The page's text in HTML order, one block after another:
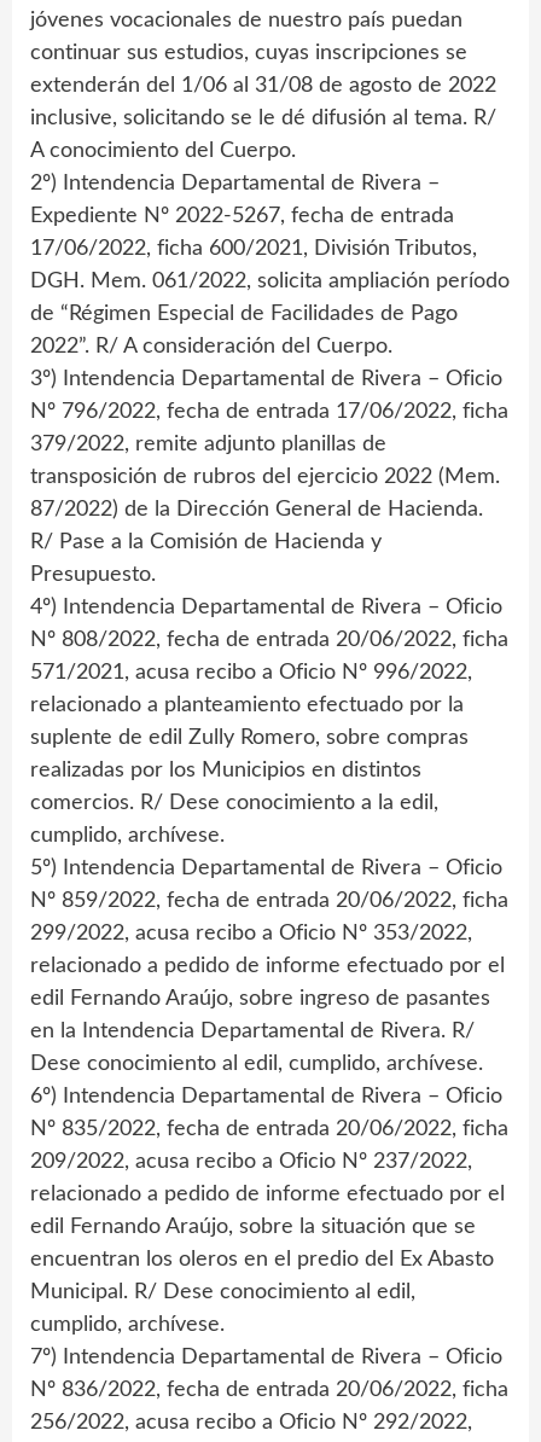
jóvenes vocacionales de nuestro país puedan
continuar sus estudios, cuyas inscripciones se
extenderán del 1/06 al 31/08 de agosto de 2022
inclusive, solicitando se le dé difusión al tema. R/
A conocimiento del Cuerpo.
2º) Intendencia Departamental de Rivera –
Expediente Nº 2022-5267, fecha de entrada
17/06/2022, ficha 600/2021, División Tributos,
DGH. Mem. 061/2022, solicita ampliación período
de “Régimen Especial de Facilidades de Pago
2022”. R/ A consideración del Cuerpo.
3º) Intendencia Departamental de Rivera – Oficio
Nº 796/2022, fecha de entrada 17/06/2022, ficha
379/2022, remite adjunto planillas de
transposición de rubros del ejercicio 2022 (Mem.
87/2022) de la Dirección General de Hacienda.
R/ Pase a la Comisión de Hacienda y
Presupuesto.
4º) Intendencia Departamental de Rivera – Oficio
Nº 808/2022, fecha de entrada 20/06/2022, ficha
571/2021, acusa recibo a Oficio Nº 996/2022,
relacionado a planteamiento efectuado por la
suplente de edil Zully Romero, sobre compras
realizadas por los Municipios en distintos
comercios. R/ Dese conocimiento a la edil,
cumplido, archívese.
5º) Intendencia Departamental de Rivera – Oficio
Nº 859/2022, fecha de entrada 20/06/2022, ficha
299/2022, acusa recibo a Oficio Nº 353/2022,
relacionado a pedido de informe efectuado por el
edil Fernando Araújo, sobre ingreso de pasantes
en la Intendencia Departamental de Rivera. R/
Dese conocimiento al edil, cumplido, archívese.
6º) Intendencia Departamental de Rivera – Oficio
Nº 835/2022, fecha de entrada 20/06/2022, ficha
209/2022, acusa recibo a Oficio Nº 237/2022,
relacionado a pedido de informe efectuado por el
edil Fernando Araújo, sobre la situación que se
encuentran los oleros en el predio del Ex Abasto
Municipal. R/ Dese conocimiento al edil,
cumplido, archívese.
7º) Intendencia Departamental de Rivera – Oficio
Nº 836/2022, fecha de entrada 20/06/2022, ficha
256/2022, acusa recibo a Oficio Nº 292/2022,